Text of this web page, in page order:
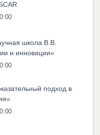
школа В.В.
и инновации»
подход в